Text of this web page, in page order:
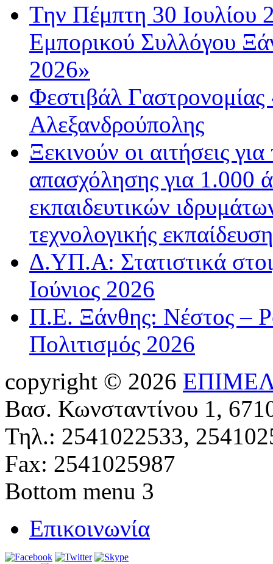
Την Πέμπτη 30 Ιουλίου
Εμπορικού Συλλόγου
2026»
Φεστιβάλ
Αλεξανδρούπολης
Ξεκινούν οι αιτήσεις
απασχόλησης για 1.000
εκπαιδευτικών
τεχνολογικής
Δ.ΥΠ.Α: Στατιστικά
Ιούνιος 2026
Π.Ε. Ξάνθης: Νέστος –
Πολιτισμός 2026
copyright © 2026
Βασ. Κωνσταντίνου 1,
Τηλ.: 2541022533,
Fax: 2541025987
Bottom menu 3
Επικοινωνία